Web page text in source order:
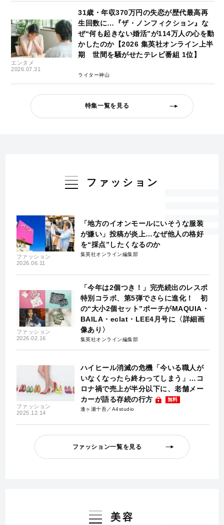
エンタメ
2026.07.31
31歳・年収370万円の失恋が歴代最高再
生回数に…『ザ・ノンフィクション』な
ぜ“何も起きない婚活”が114万人の心を動
かしたのか【2026 集英社オンライン上半
期 世間を騒がせたテレビ番組 1位】
ライター神山
特集一覧を見る
ファッション
ファッション
2026.06.11
「地方のイオンモールにいそうな服装
が嫌い」投稿が炎上…なぜ他人の格好
を“採点”したくなるのか
集英社オンライン編集部
ファッション
2026.02.16
「今年は2個つき！」完売続出のレスポ
特別コラボ、第5弾でさらに進化！ 初
の“大小2個セット”ポーチがMAQUIA・
BAILA・eclat・LEE4月号に〈詳細画
像あり〉
集英社オンライン編集部
ファッション
2025.12.14
ハイヒール消滅の危機「今いる職人が
いなくなったら終わってしまう」…コ
ロナ禍で売上が半分以下に、老舗メー
カーが語る存続の行方
無料
逢ヶ瀬十吾／A4studio
ファッション一覧を見る
美容